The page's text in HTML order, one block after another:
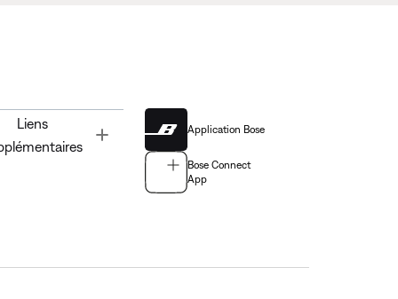
Liens
Application Bose
Bose Connect
App